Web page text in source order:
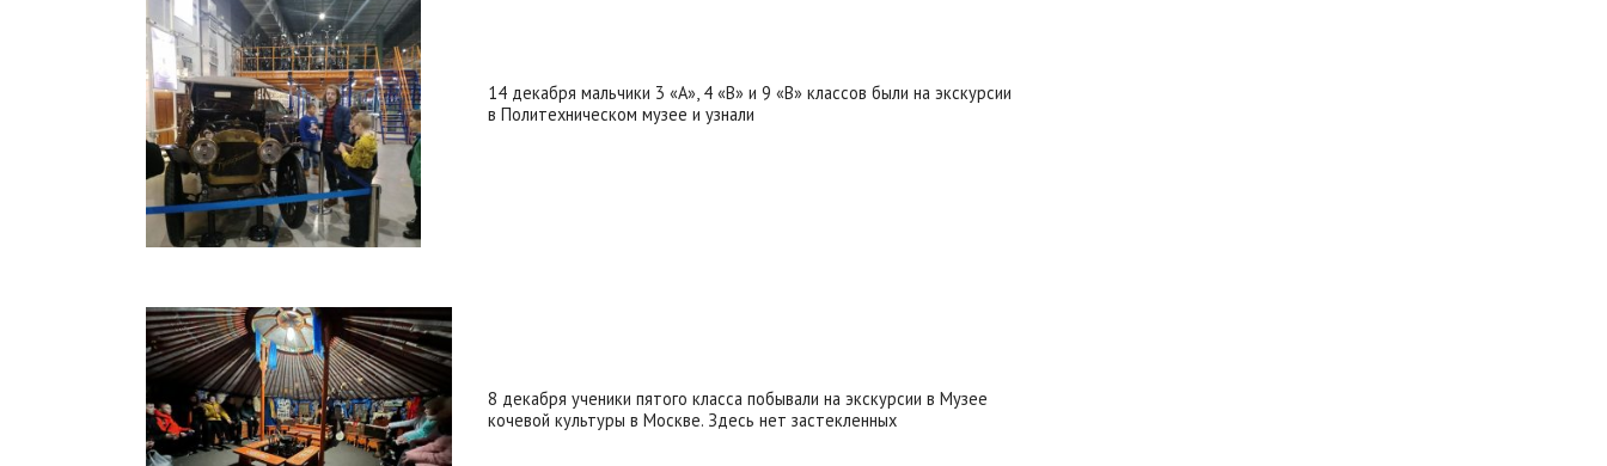
14 декабря мальчики 3 «А», 4 «В» и 9 «В» классов были на экскурсии
в Политехническом музее и узнали
8 декабря ученики пятого класса побывали на экскурсии в Музее
кочевой культуры в Москве. Здесь нет застекленных